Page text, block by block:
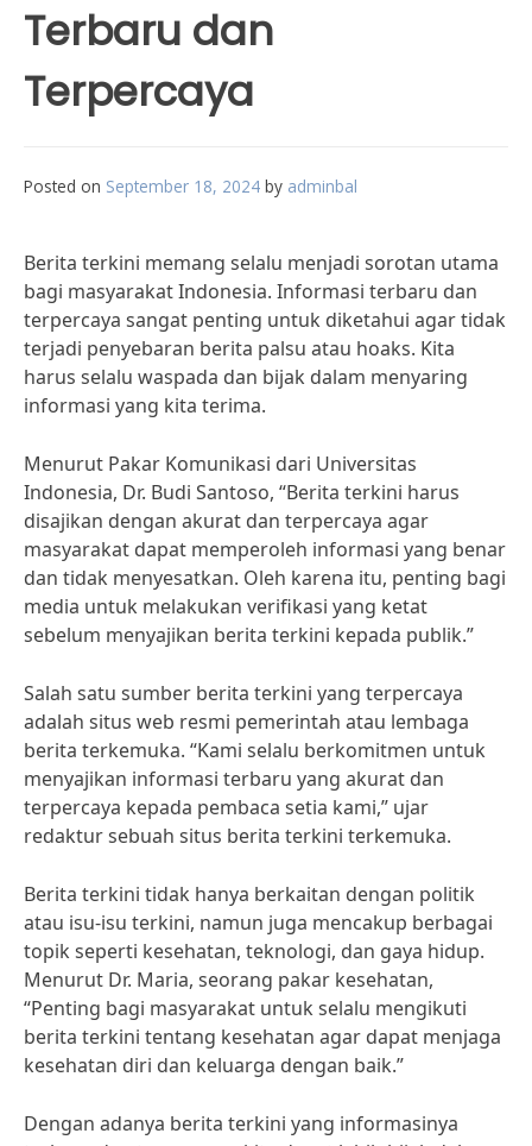
Terbaru dan
Terpercaya
Posted on September 18, 2024 by adminbal
Berita terkini memang selalu menjadi sorotan utama
bagi masyarakat Indonesia. Informasi terbaru dan
terpercaya sangat penting untuk diketahui agar tidak
terjadi penyebaran berita palsu atau hoaks. Kita
harus selalu waspada dan bijak dalam menyaring
informasi yang kita terima.
Menurut Pakar Komunikasi dari Universitas
Indonesia, Dr. Budi Santoso, “Berita terkini harus
disajikan dengan akurat dan terpercaya agar
masyarakat dapat memperoleh informasi yang benar
dan tidak menyesatkan. Oleh karena itu, penting bagi
media untuk melakukan verifikasi yang ketat
sebelum menyajikan berita terkini kepada publik.”
Salah satu sumber berita terkini yang terpercaya
adalah situs web resmi pemerintah atau lembaga
berita terkemuka. “Kami selalu berkomitmen untuk
menyajikan informasi terbaru yang akurat dan
terpercaya kepada pembaca setia kami,” ujar
redaktur sebuah situs berita terkini terkemuka.
Berita terkini tidak hanya berkaitan dengan politik
atau isu-isu terkini, namun juga mencakup berbagai
topik seperti kesehatan, teknologi, dan gaya hidup.
Menurut Dr. Maria, seorang pakar kesehatan,
“Penting bagi masyarakat untuk selalu mengikuti
berita terkini tentang kesehatan agar dapat menjaga
kesehatan diri dan keluarga dengan baik.”
Dengan adanya berita terkini yang informasinya